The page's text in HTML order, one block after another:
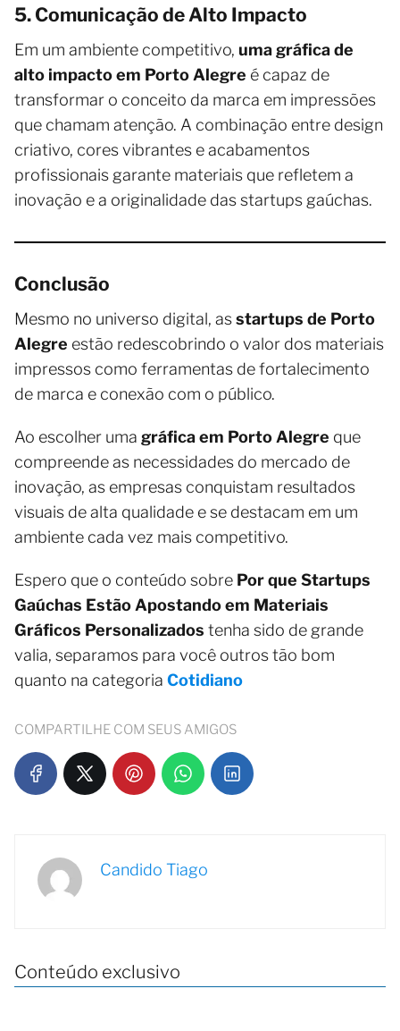
5. Comunicação de Alto Impacto
Em um ambiente competitivo, uma gráfica de
alto impacto em Porto Alegre é capaz de
transformar o conceito da marca em impressões
que chamam atenção. A combinação entre design
criativo, cores vibrantes e acabamentos
profissionais garante materiais que refletem a
inovação e a originalidade das startups gaúchas.
Conclusão
Mesmo no universo digital, asstartups de Porto
Alegre estão redescobrindo o valor dos materiais
impressos como ferramentas de fortalecimento
de marca e conexão com o público.
Ao escolher uma gráfica em Porto Alegre que
compreende as necessidades do mercado de
inovação, as empresas conquistam resultados
visuais de alta qualidade e se destacam em um
ambiente cada vez mais competitivo.
Espero que o conteúdo sobre Por que Startups
Gaúchas Estão Apostando em Materiais
Gráficos Personalizados tenha sido de grande
valia, separamos para você outros tão bom
quanto na categoria Cotidiano
COMPARTILHE COM SEUS AMIGOS
Candido Tiago
Conteúdo exclusivo